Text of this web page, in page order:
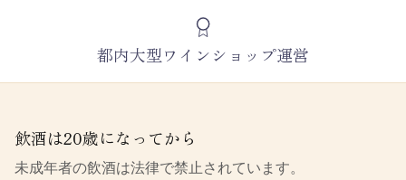
都内大型ワインショップ運営
飲酒は20歳になってから
未成年者の飲酒は法律で禁止されています。